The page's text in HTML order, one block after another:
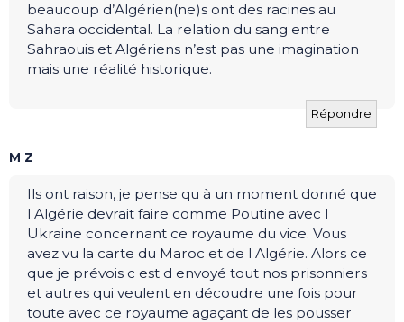
beaucoup d’Algérien(ne)s ont des racines au
Sahara occidental. La relation du sang entre
Sahraouis et Algériens n’est pas une imagination
mais une réalité historique.
Répondre
M Z
Ils ont raison, je pense qu à un moment donné que
l Algérie devrait faire comme Poutine avec l
Ukraine concernant ce royaume du vice. Vous
avez vu la carte du Maroc et de l Algérie. Alors ce
que je prévois c est d envoyé tout nos prisonniers
et autres qui veulent en découdre une fois pour
toute avec ce royaume agaçant de les pousser